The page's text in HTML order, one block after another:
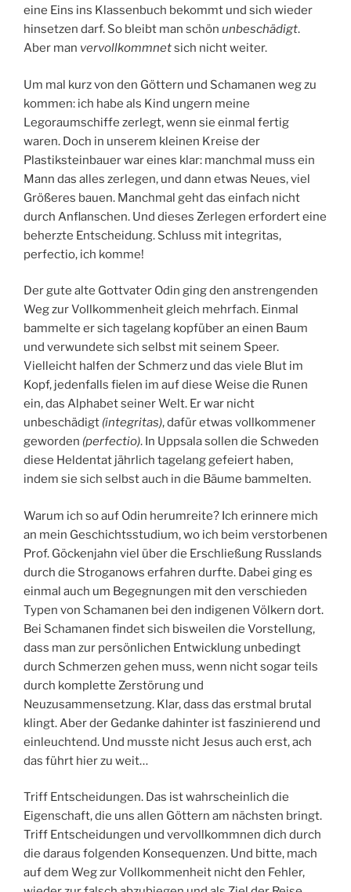
eine Eins ins Klassenbuch bekommt und sich wieder
hinsetzen darf. So bleibt man schön unbeschädigt.
Aber man vervollkommnetsich nicht weiter.
Um mal kurz von den Göttern und Schamanen weg zu
kommen: ich habe als Kind ungern meine
Legoraumschiffe zerlegt, wenn sie einmal fertig
waren. Doch in unserem kleinen Kreise der
Plastiksteinbauer war eines klar: manchmal muss ein
Mann das alles zerlegen, und dann etwas Neues, viel
Größeres bauen. Manchmal geht das einfach nicht
durch Anflanschen. Und dieses Zerlegen erfordert eine
beherzte Entscheidung. Schluss mit integritas,
perfectio, ich komme!
Der gute alte Gottvater Odin ging den anstrengenden
Weg zur Vollkommenheit gleich mehrfach. Einmal
bammelte er sich tagelang kopfüber an einen Baum
und verwundete sich selbst mit seinem Speer.
Vielleicht halfen der Schmerz und das viele Blut im
Kopf, jedenfalls fielen im auf diese Weise die Runen
ein, das Alphabet seiner Welt. Er war nicht
unbeschädigt (integritas), dafür etwas vollkommener
geworden (perfectio). In Uppsala sollen die Schweden
diese Heldentat jährlich tagelang gefeiert haben,
indem sie sich selbst auch in die Bäume bammelten.
Warum ich so auf Odin herumreite? Ich erinnere mich
an mein Geschichtsstudium, wo ich beim verstorbenen
Prof. Göckenjahn viel über die Erschließung Russlands
durch die Stroganows erfahren durfte. Dabei ging es
einmal auch um Begegnungen mit den verschieden
Typen von Schamanen bei den indigenen Völkern dort.
Bei Schamanen findet sich bisweilen die Vorstellung,
dass man zur persönlichen Entwicklung unbedingt
durch Schmerzen gehen muss, wenn nicht sogar teils
durch komplette Zerstörung und
Neuzusammensetzung. Klar, dass das erstmal brutal
klingt. Aber der Gedanke dahinter ist faszinierend und
einleuchtend. Und musste nicht Jesus auch erst, ach
das führt hier zu weit…
Triff Entscheidungen. Das ist wahrscheinlich die
Eigenschaft, die uns allen Göttern am nächsten bringt.
Triff Entscheidungen und vervollkommnen dich durch
die daraus folgenden Konsequenzen. Und bitte, mach
auf dem Weg zur Vollkommenheit nicht den Fehler,